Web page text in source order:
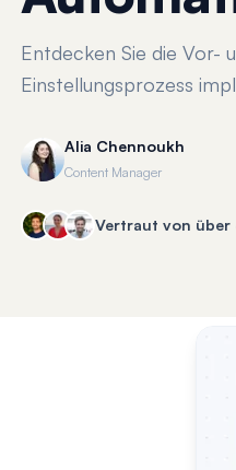
Entdecken Sie die Vor-
Einstellungsprozess
Alia Chennoukh
Content Manager
Vertraut von über